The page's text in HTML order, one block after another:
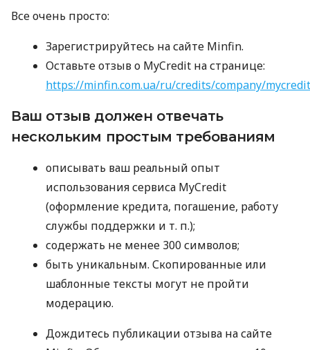
Все очень просто:
Зарегистрируйтесь на сайте Minfin.
Оставьте отзыв о MyCredit на странице:
https://minfin.com.ua/ru/credits/company/
Ваш отзыв должен отвечать
нескольким простым требованиям
описывать ваш реальный опыт
использования сервиса MyCredit
(оформление кредита, погашение, работу
службы поддержки и т. п.);
содержать не менее 300 символов;
быть уникальным. Скопированные или
шаблонные тексты могут не пройти
модерацию.
Дождитесь публикации отзыва на сайте